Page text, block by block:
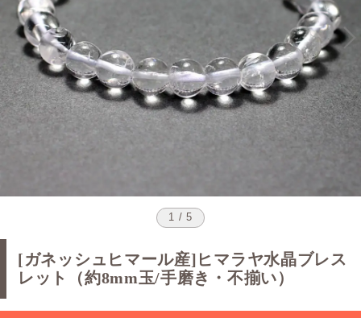
1 / 5
[ガネッシュヒマール産]ヒマラヤ水晶ブレス
レット（約8mm玉/手磨き・不揃い）